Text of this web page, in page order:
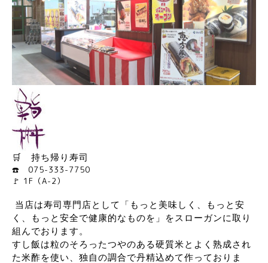
🛒 持ち帰り寿司
☎️ 075-333-7750
🚩 1F（A-2）
当店は寿司専門店として「もっと美味しく、もっと安
く、もっと安全で健康的なものを」をスローガンに取り
組んでおります。
すし飯は粒のそろったつやのある硬質米とよく熟成され
た米酢を使い、独自の調合で丹精込めて作っておりま